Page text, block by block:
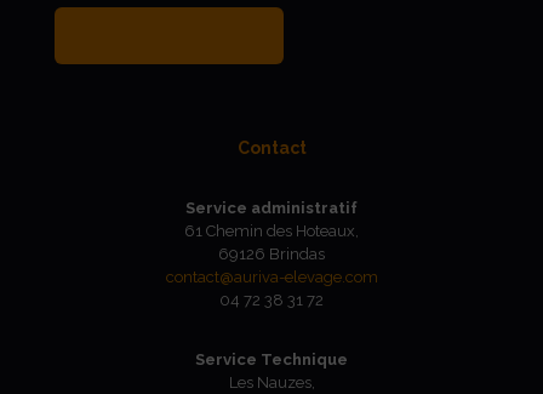
Contact
Service administratif
61 Chemin des Hoteaux,
69126 Brindas
contact@auriva-elevage.com
04 72 38 31 72
Service Technique
Les Nauzes,